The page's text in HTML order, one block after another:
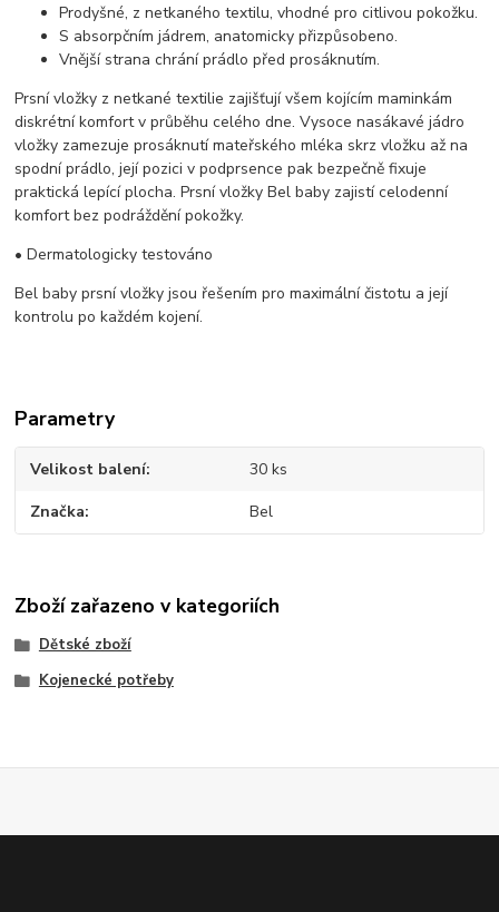
Prodyšné, z netkaného textilu, vhodné pro citlivou pokožku.
S absorpčním jádrem, anatomicky přizpůsobeno.
Vnější strana chrání prádlo před prosáknutím.
Prsní vložky z netkané textilie zajišťují všem kojícím maminkám
diskrétní komfort v průběhu celého dne. Vysoce nasákavé jádro
vložky zamezuje prosáknutí mateřského mléka skrz vložku až na
spodní prádlo, její pozici v podprsence pak bezpečně fixuje
praktická lepící plocha. Prsní vložky Bel baby zajistí celodenní
komfort bez podráždění pokožky.
• Dermatologicky testováno
Bel baby prsní vložky jsou řešením pro maximální čistotu a její
kontrolu po každém kojení.
Parametry
Velikost balení 30 ks
Značka Bel
Zboží zařazeno v kategoriích
Dětské zboží
Kojenecké potřeby